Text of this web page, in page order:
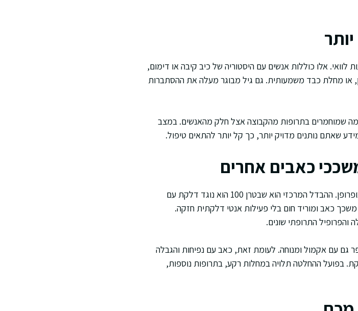
לוואי. אלו כוללות אנשים עם היסטוריה של כיב קיבה או דימום,
מחלת כבד משמעותית. גם גיל מבוגר מעלה את ההסתברות
שמוחמרים בתרופות מהקבוצה אצל חלק מהאנשים. במצב
שאתם נותנים מדויק יותר, כך קל יותר להתאים טיפול.
אנשים רבים משווים בין בטרן 100 לבין אקמול או לבין איבופרופן. ההבדל המרכזי הוא שבטרן 100 הוא נוגד דלקת עם
כאב ומוריד חום בלי פעילות אנטי דלקתית חזקה.
והפרופיל התרופתי שונים.
גם עם אקמול ומנוחה. לעומת זאת, כאב עם נפיחות והגבלה
בפועל ההחלטה תלויה במחלות רקע, בתרופות נוספות,